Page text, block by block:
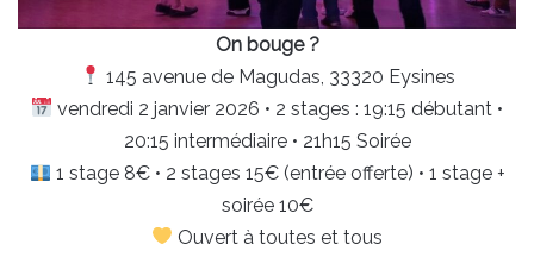
On bouge ?
145 avenue de Magudas, 33320 Eysines
vendredi 2 janvier 2026 • 2 stages : 19:15 débutant •
20:15 intermédiaire • 21h15 Soirée
1 stage 8€ • 2 stages 15€ (entrée offerte) • 1 stage +
soirée 10€
Ouvert à toutes et tous